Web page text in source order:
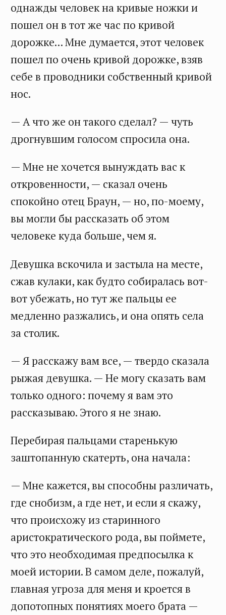
однажды человек на кривые ножки и
пошел он в тот же час по кривой
дорожке... Мне думается, этот человек
пошел по очень кривой дорожке, взяв
себе в проводники собственный кривой
нос.
— А что же он такого сделал? — чуть
дрогнувшим голосом спросила она.
— Мне не хочется вынуждать вас к
откровенности, — сказал очень
спокойно отец Браун, — но, по-моему,
вы могли бы рассказать об этом
человеке куда больше, чем я.
Девушка вскочила и застыла на месте,
сжав кулаки, как будто собиралась вот-
вот убежать, но тут же пальцы ее
медленно разжались, и она опять села
за столик.
— Я расскажу вам все, — твердо сказала
рыжая девушка. — Не могу сказать вам
только одного: почему я вам это
рассказываю. Этого я не знаю.
Перебирая пальцами старенькую
заштопанную скатерть, она начала:
— Мне кажется, вы способны различать,
где снобизм, а где нет, и если я скажу,
что происхожу из старинного
аристократического рода, вы поймете,
что это необходимая предпосылка к
моей истории. В самом деле, пожалуй,
главная угроза для меня и кроется в
допотопных понятиях моего брата —